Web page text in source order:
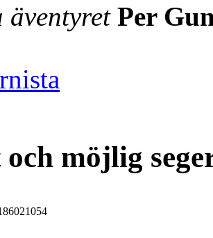
äventyret Per
möjlig